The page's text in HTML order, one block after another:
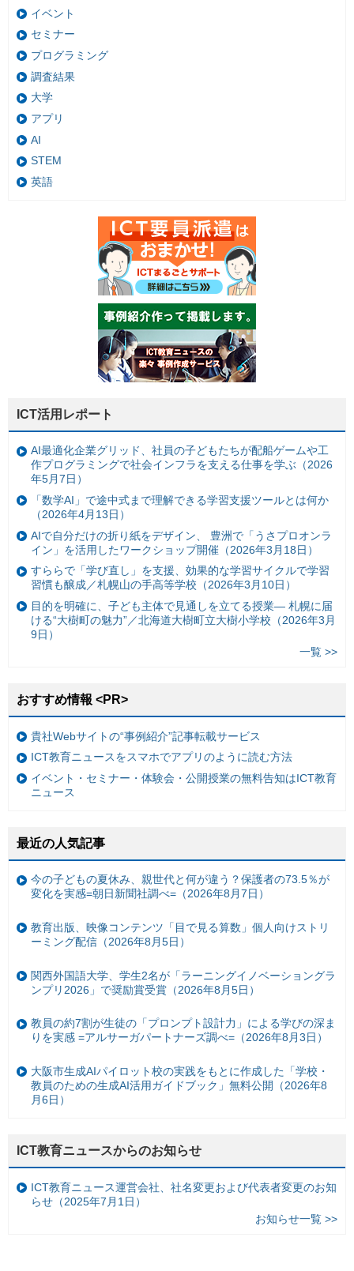
イベント
セミナー
プログラミング
調査結果
大学
アプリ
AI
STEM
英語
ICT活用レポート
AI最適化企業グリッド、社員の子どもたちが配船ゲームや工
作プログラミングで社会インフラを支える仕事を学ぶ（2026
年5月7日）
「数学AI」で途中式まで理解できる学習支援ツールとは何か
（2026年4月13日）
AIで自分だけの折り紙をデザイン、 豊洲で「うさプロオンラ
イン」を活用したワークショップ開催（2026年3月18日）
すららで「学び直し」を支援、効果的な学習サイクルで学習
習慣も醸成／札幌山の手高等学校（2026年3月10日）
目的を明確に、子ども主体で見通しを立てる授業— 札幌に届
ける“大樹町の魅力”／北海道大樹町立大樹小学校（2026年3月
9日）
一覧 >>
おすすめ情報 <PR>
貴社Webサイトの“事例紹介”記事転載サービス
ICT教育ニュースをスマホでアプリのように読む方法
イベント・セミナー・体験会・公開授業の無料告知はICT教育
ニュース
最近の人気記事
今の子どもの夏休み、親世代と何が違う？保護者の73.5％が
変化を実感=朝日新聞社調べ=（2026年8月7日）
教育出版、映像コンテンツ「目で見る算数」個人向けストリ
ーミング配信（2026年8月5日）
関西外国語大学、学生2名が「ラーニングイノベーショングラ
ンプリ2026」で奨励賞受賞（2026年8月5日）
教員の約7割が生徒の「プロンプト設計力」による学びの深ま
りを実感 =アルサーガパートナーズ調べ=（2026年8月3日）
大阪市生成AIパイロット校の実践をもとに作成した「学校・
教員のための生成AI活用ガイドブック」無料公開（2026年8
月6日）
ICT教育ニュースからのお知らせ
ICT教育ニュース運営会社、社名変更および代表者変更のお知
らせ（2025年7月1日）
お知らせ一覧 >>